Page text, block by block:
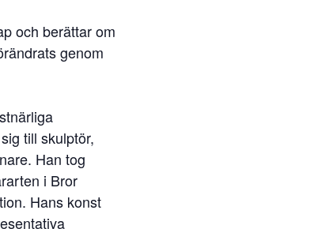
och berättar om
genom
till skulptör,
Han tog
i Bror
Hans konst